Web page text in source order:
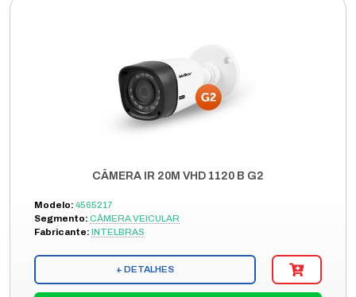
CÂMERA IR 20M VHD 1120 B G2
Modelo: 4565217
Segmento: CÂMERA VEICULAR
Fabricante: INTELBRAS
+ DETALHES